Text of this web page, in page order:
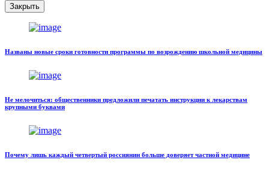
Закрыть
Названы новые сроки готовности программы по возрождению школьной медицины
Не мелочиться: общественники предложили печатать инструкции к лекарствам
крупными буквами
Почему лишь каждый четвертый россиянин больше доверяет частной медицине